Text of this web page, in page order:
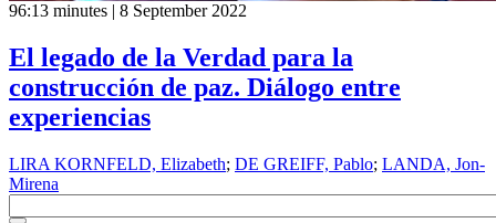
96:13 minutes | 8 September 2022
El legado de la Verdad para la
construcción de paz. Diálogo entre
experiencias
LIRA KORNFELD, Elizabeth; DE GREIFF, Pablo; LANDA, Jon-
Mirena